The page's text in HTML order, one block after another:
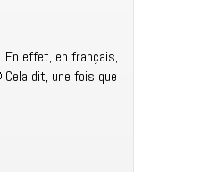
En effet, en français,
dit, une fois que